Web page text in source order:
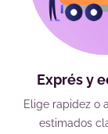
Exprés y
Elige rapidez o
estimados